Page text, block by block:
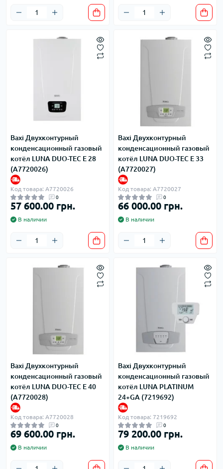
Baxi Двухконтурный
конденсационный газовый
котёл LUNA DUO-TEC E 28
(A7720026)
Код товара: A7720026
0
57 600.00 грн.
В наличии
Baxi Двухконтурный
конденсационный газовый
котёл LUNA DUO-TEC E 33
(A7720027)
Код товара: A7720027
0
66 000.00 грн.
В наличии
Baxi Двухконтурный
конденсационный газовый
котёл LUNA DUO-TEC E 40
(A7720028)
Код товара: A7720028
0
69 600.00 грн.
В наличии
Baxi Двухконтурный
конденсационный газовый
котёл LUNA PLATINUM
24+GA (7219692)
Код товара: 7219692
0
79 200.00 грн.
В наличии